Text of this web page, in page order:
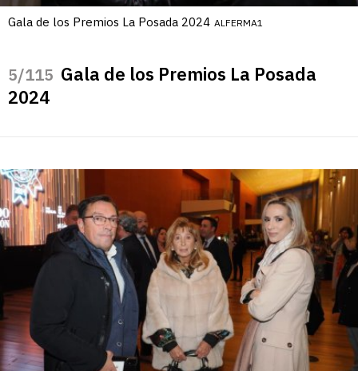
Gala de los Premios La Posada 2024 ALFERMA1
/115 Gala de los Premios La Posada
2024